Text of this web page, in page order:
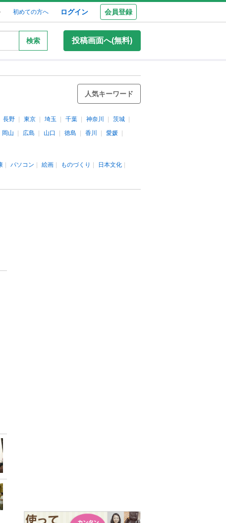
初めての方へ ログイン 会員登録
検索 投稿画面へ(無料)
人気キーワード
長野 東京 埼玉 千葉 神奈川
茨城
岡山 広島 山口 徳島 香川
愛媛
パソコン 絵画 ものづくり
日本文化